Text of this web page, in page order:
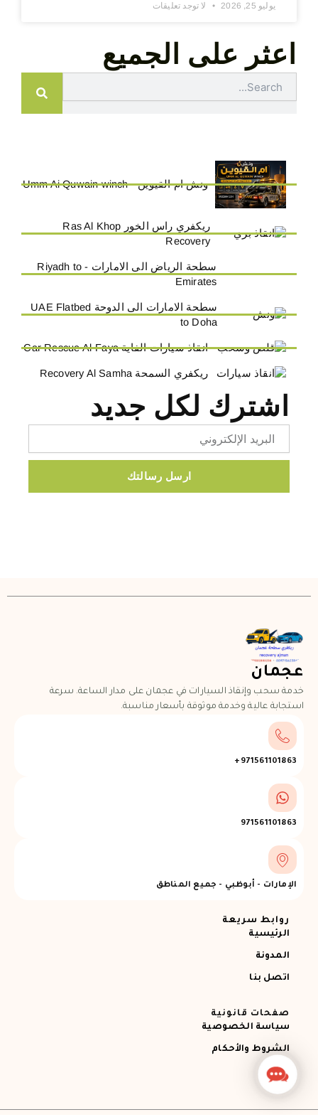
يوليو 25, 2026 لا توجد تعليقات
اعثر على الجميع
ونش ام القيوين - Umm Ai Quwain winch
ريكفري راس الخور Ras Al Khop
Recovery
سطحة الرياض الى الامارات - Riyadh to
Emirates
سطحة الامارات الى الدوحة UAE Flatbed
to Doha
انقاذ سيارات الفاية Car Rescue Al-Faya
ريكفري السمحة Recovery Al Samha
اشترك لكل جديد
ارسل رسالتك
عجمان
خدمة سحب وإنقاذ السيارات في عجمان على مدار الساعة. سرعة
استجابة عالية وخدمة موثوقة بأسعار مناسبة.
971561101863+
971561101863
الإمارات - أبوظبي - جميع المناطق
روابط سريعة
الرئيسية
المدونة
اتصل بنا
صفحات قانونية
سياسة الخصوصية
الشروط والأحكام
Contact
Us